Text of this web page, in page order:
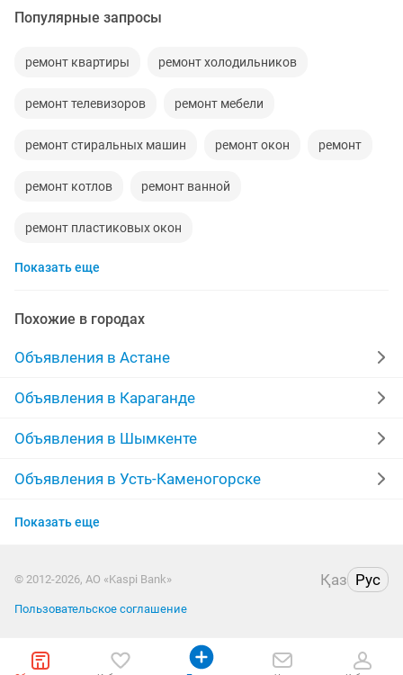
Популярные запросы
ремонт квартиры ремонт холодильников
ремонт телевизоров ремонт мебели
ремонт стиральных машин ремонт окон ремонт
ремонт котлов ремонт ванной
ремонт пластиковых окон
ремонт холодильников на дому
ремонт пылесосов косметический ремонт квартир
ремонт балкона ремонт газовых колонок
ремонт кровли ремонт газовых плит
Показать еще
Похожие в городах
Объявления в Астане
Объявления в Караганде
Объявления в Шымкенте
Объявления в Усть-Каменогорске
Объявления в Актобе
Объявления в Павлодаре
Показать еще
© 2012-2026, АО «Kaspi Bank» Қаз Рус
Пользовательское соглашение